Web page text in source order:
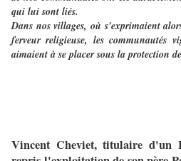
qui lui sont liés.
Dans nos villages, où s'exprimaient
ferveur religieuse, les communautés
aimaient à se placer sous la protection
Pascal
Vincent Cheviet, titulaire d'un